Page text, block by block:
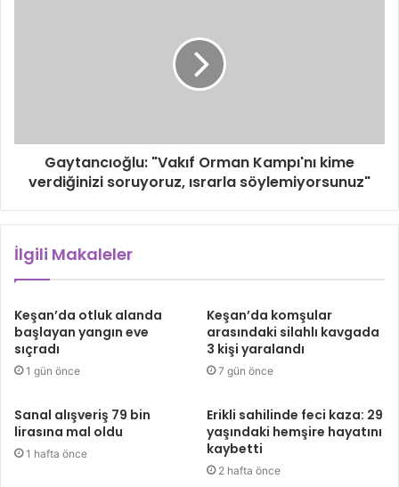
Gaytancıoğlu: "Vakıf Orman Kampı'nı kime
verdiğinizi soruyoruz, ısrarla söylemiyorsunuz"
İlgili Makaleler
Keşan’da otluk alanda
başlayan yangın eve
sıçradı
1 gün önce
Keşan’da komşular
arasındaki silahlı kavgada
3 kişi yaralandı
7 gün önce
Sanal alışveriş 79 bin
lirasına mal oldu
1 hafta önce
Erikli sahilinde feci kaza: 29
yaşındaki hemşire hayatını
kaybetti
2 hafta önce